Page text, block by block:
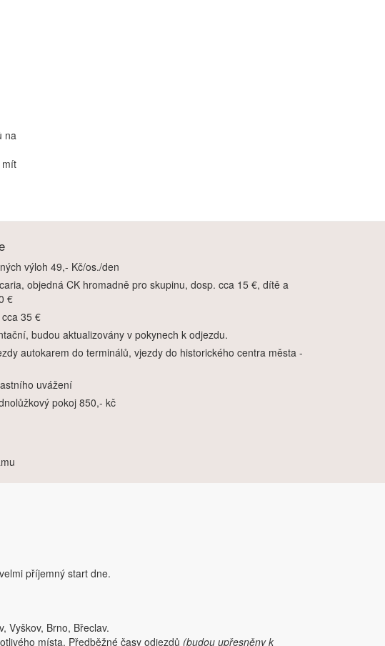
na
mít
výloh 49,- Kč/os./den
objedná CK hromadně pro skupinu, dosp. cca 15 €, dítě a
€
35 €
budou aktualizovány v pokynech k odjezdu.
autokarem do terminálů, vjezdy do historického centra města -
uvážení
pokoj 850,- kč
příjemný start dne.
Vyškov, Brno, Břeclav.
místa. Předběžné časy odjezdů (budou upřesněny k